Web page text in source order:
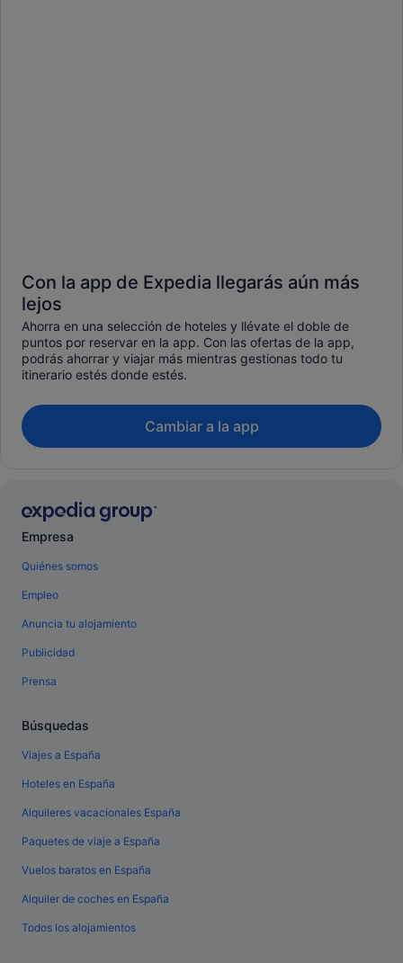
Con la app de Expedia llegarás aún más
lejos
Ahorra en una selección de hoteles y llévate el doble de
puntos por reservar en la app. Con las ofertas de la app,
podrás ahorrar y viajar más mientras gestionas todo tu
itinerario estés donde estés.
Cambiar a la app
Empresa
Quiénes somos
Empleo
Anuncia tu alojamiento
Publicidad
Prensa
Búsquedas
Viajes a España
Hoteles en España
Alquileres vacacionales España
Paquetes de viaje a España
Vuelos baratos en España
Alquiler de coches en España
Todos los alojamientos